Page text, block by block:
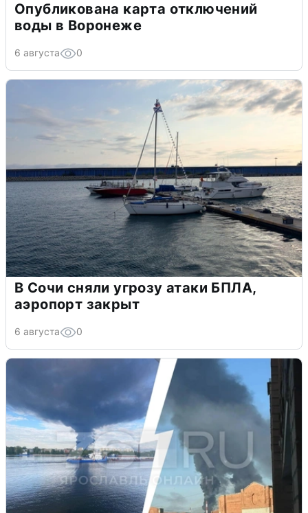
Опубликована карта отключений
воды в Воронеже
6 августа 0
В Сочи сняли угрозу атаки БПЛА,
аэропорт закрыт
6 августа 0